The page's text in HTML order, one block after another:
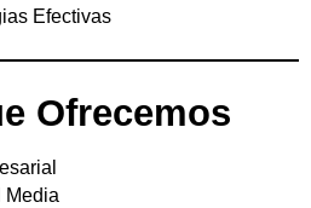
Efectivas
Ofrecemos
Media